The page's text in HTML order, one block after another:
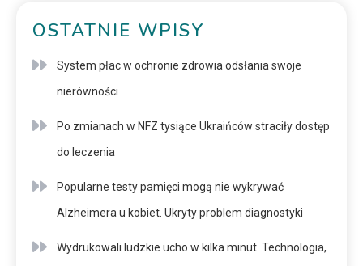
OSTATNIE WPISY
System płac w ochronie zdrowia odsłania swoje
nierówności
Po zmianach w NFZ tysiące Ukraińców straciły dostęp
do leczenia
Popularne testy pamięci mogą nie wykrywać
Alzheimera u kobiet. Ukryty problem diagnostyki
Wydrukowali ludzkie ucho w kilka minut. Technologia,